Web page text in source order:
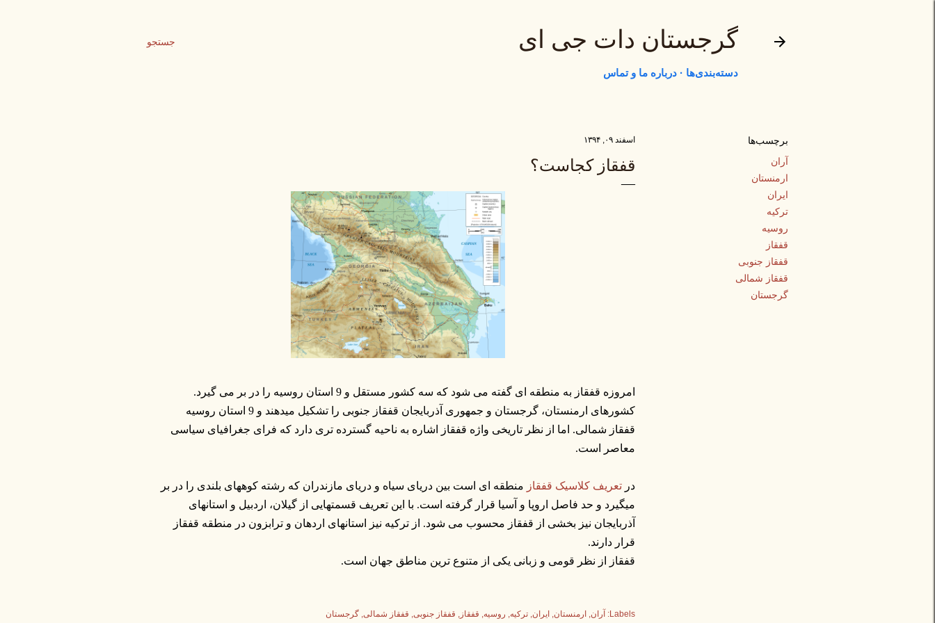
جستجو گرجستان دات جی ای
دسته‌بندی‌ها درباره ما و تماس
برچسب‌ها
آران
ارمنستان
ایران
ترکیه
روسیه
قفقاز
قفقاز جنوبی
قفقاز شمالی
گرجستان
اسفند ۰۹, ۱۳۹۴
قفقاز کجاست؟
امروزه قفقاز به منطقه ای گفته می شود که سه کشور مستقل و 9 استان روسیه را در بر می گیرد.
کشورهای ارمنستان، گرجستان و جمهوری آذربایجان قفقاز جنوبی را تشکیل میدهند و 9 استان روسیه
قفقاز شمالی. اما از نظر تاریخی واژه قفقاز اشاره به ناحیه گسترده تری دارد که فرای جغرافیای سیاسی
معاصر است.
در تعریف کلاسیک قفقاز منطقه ای است بین دریای سیاه و دریای مازندران که رشته کوههای بلندی را در بر
میگیرد و حد فاصل اروپا و آسیا قرار گرفته است. با این تعریف قسمتهایی از گیلان، اردبیل و استانهای
آذربایجان نیز بخشی از قفقاز محسوب می شود. از ترکیه نیز استانهای اردهان و ترابزون در منطقه قفقاز
قرار دارند.
قفقاز از نظر قومی و زبانی یکی از متنوع ترین مناطق جهان است.
Labels: آران ارمنستان ایران ترکیه روسیه قفقاز قفقاز جنوبی قفقاز شمالی گرجستان